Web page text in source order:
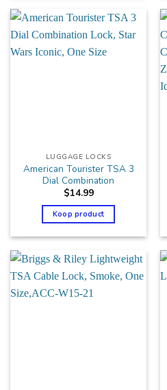
LUGGAGE LOCKS
American Tourister TSA 3
Dial Combination
$14.99
Koop product